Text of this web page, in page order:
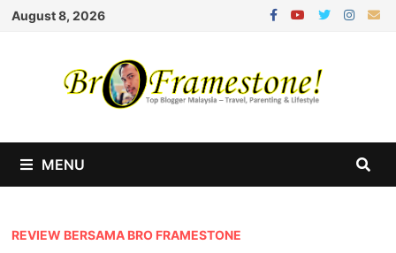
Skip
August 8, 2026
MENU
REVIEW BERSAMA BRO FRAMESTONE